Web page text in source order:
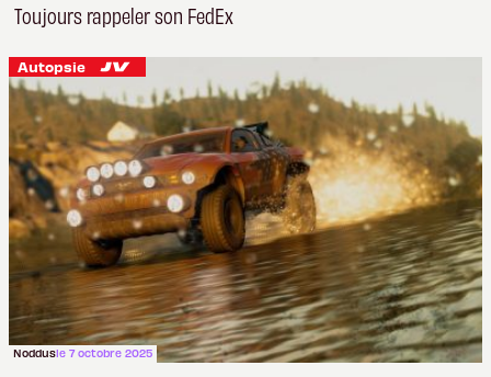
Toujours rappeler son FedEx
Autopsie
Noddusle 7 octobre 2025